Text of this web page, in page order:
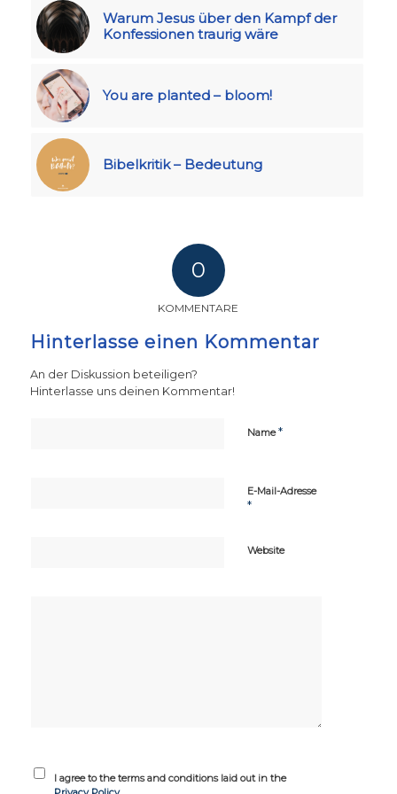
Warum Jesus über den Kampf der
Konfessionen traurig wäre
You are planted – bloom!
Bibelkritik – Bedeutung
0
KOMMENTARE
Hinterlasse einen Kommentar
An der Diskussion beteiligen?
Hinterlasse uns deinen Kommentar!
Name*
E-Mail-Adresse
*
Website
I agree to the terms and conditions laid out in the